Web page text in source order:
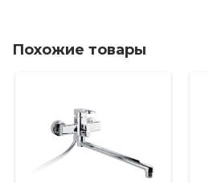
Похожие товары